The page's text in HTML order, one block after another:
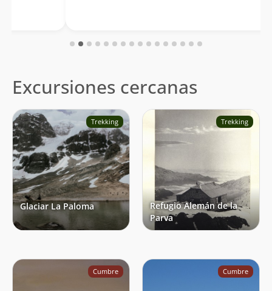
Excursiones cercanas
Trekking
Glaciar La Paloma
Trekking
Refugio Alemán de la
Parva
Cumbre Cumbre